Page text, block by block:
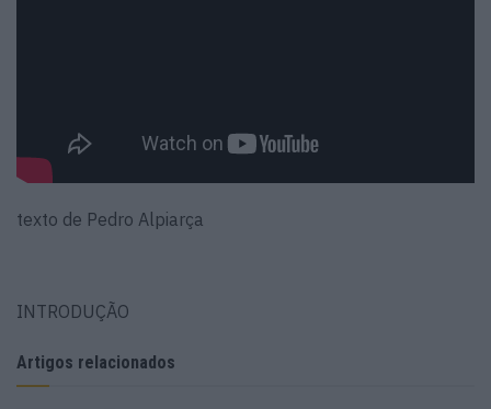
texto de Pedro Alpiarça
INTRODUÇÃO
Artigos relacionados